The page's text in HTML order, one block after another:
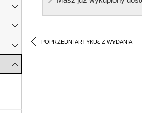
POPRZEDNI ARTYKUŁ Z WYDANIA